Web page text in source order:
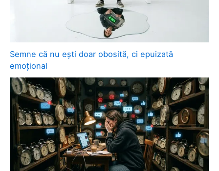
Semne că nu ești doar obosită, ci epuizată
emoțional